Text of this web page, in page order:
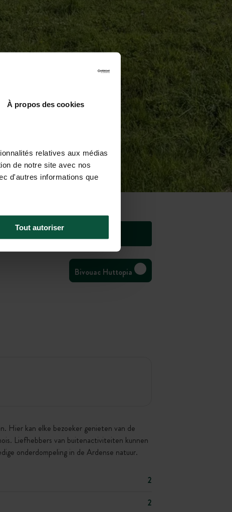
À propos des cookies
relatives aux médias
de notre site avec nos
d'autres informations que
Tout autoriser
Bivouac Huttopia
Hier kan elke bezoeker genieten van de
Liefhebbers van buitenactiviteiten kunnen
onderdompeling in de Ardense natuur.
2
2